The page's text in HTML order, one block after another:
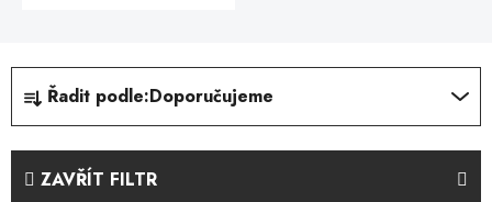
Ř
z
Řadit podle:Doporučujeme
ZAVŘÍT FILTR